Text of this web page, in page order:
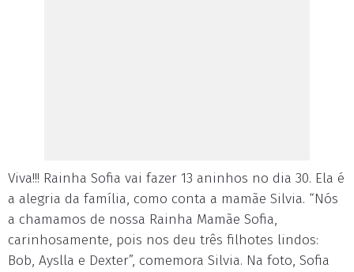
Viva!!! Rainha Sofia vai fazer 13 aninhos no dia 30. Ela é
a alegria da família, como conta a mamãe Silvia. “Nós
a chamamos de nossa Rainha Mamãe Sofia,
carinhosamente, pois nos deu três filhotes lindos:
Bob, Ayslla e Dexter”, comemora Silvia. Na foto, Sofia